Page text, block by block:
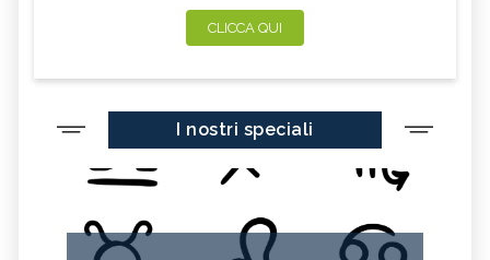
BILLY GOAT PLUM, IL FIORE
FLANNEL FLOWER, IL FIORE
AUSTRALIANO
BUSH GARDENIA, IL FIORE
AUSTRALIANO
SHE OAK, IL FIORE AUSTRALIANO
TALL MULLA MULLA, IL FIORE
AUSTRALIANO
AUSTRALIANO
AUSTRALIANO
CLICCA QUI
I nostri speciali